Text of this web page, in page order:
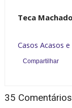
Teca Machado
Casos Acasos e
Compartilhar
35